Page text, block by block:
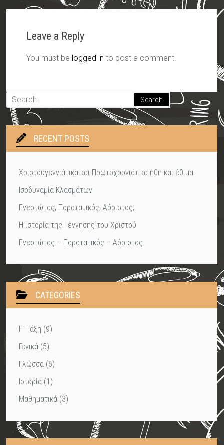
Leave a Reply
You must be logged in to post a comment.
RECENT POSTS
Χριστουγεννιάτικα και Πρωτοχρονιάτικα ήθη και έθιμα
Ισοδυναμία Κλασμάτων
Ενεστώτας; Παρατατικός; Αόριστος;
Η ιστορία της Γέννησης του Χριστού
Ενεστώτας – Παρατατικός – Αόριστος
CATEGORIES
Γ' Τάξη (9)
Γενικά (5)
Γλώσσα (6)
Ιστορία (1)
Μαθηματικά (3)